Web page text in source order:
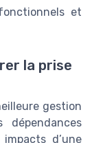
et
la prise
gestion
d’une